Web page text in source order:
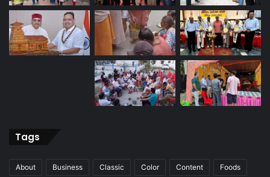
Tags
About Business Classic Color Content Foods